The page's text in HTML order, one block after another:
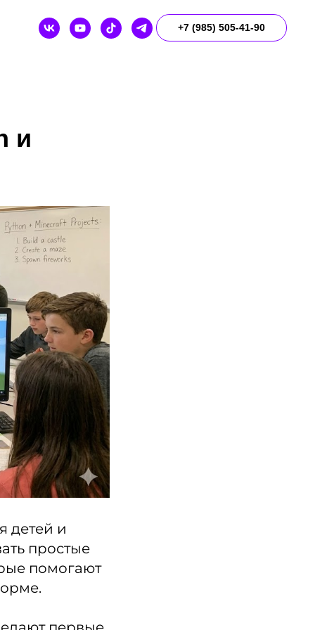
+7 (985) 505-41-90
и
детей и
простые
помогают